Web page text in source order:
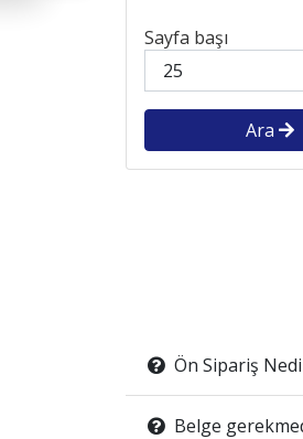
Sayfa başı
Ara
Ön Sipariş
Belge